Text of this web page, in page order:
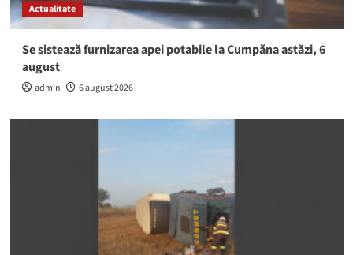
Actualitate
Se sistează furnizarea apei potabile la Cumpăna astăzi, 6
august
admin 6 august 2026